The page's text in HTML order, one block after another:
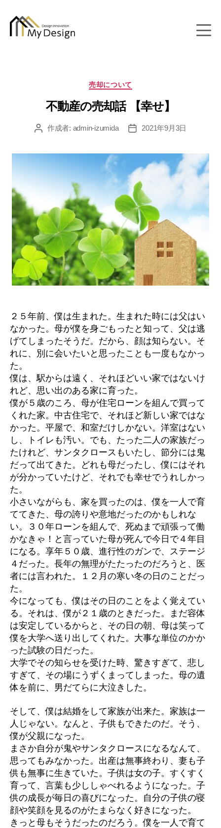
カ
ゴ
リ
ー
売却について
不動産の売却話 【幸せ】
投 作成者: admin-izumida
投
2021年9月3日
２５年前、僕は生まれた。生まれた時には父はい
なかった。母が僕を身ごもったと知って、父は逃
げてしまったそうだ。だから、顔は知らない。そ
れに、別に会いたいと思ったことも一度もなかっ
た。
僕は、駅からは遠く、それほどいい家ではないけ
れど、思い出のある家に育った。
僕が５歳のころ、母が住宅ローンを組んで買って
くれた家。中古住宅で、それほど新しい家ではな
かった。平屋で、和室だけしかない。洋室はない
し、トイレも汚い。でも、たった二人の家族だっ
たけれど、サンタクロースもいたし、節分には鬼
だって出てきた。どれも母だったし、僕にはそれ
が分かっていたけど、それでも幸せでうれしかっ
た。
小さいながらも、家を買ったのは、僕を一人で育
ててきた、母の誇りや意地だったのかもしれな
い。３０年ローンを組んで、死ぬまで頑張って働
かなきゃ！と言っていた母が死んで今日で４年目
になる。享年５０歳、進行性のガンで、ステージ
４だった。長年の無理がたたったのだろうと、医
者には言われた。１２月の寒い冬の日のことだっ
た。
今になっても、僕はその日のことをよく覚えてい
る。それは、僕が２１歳のときだった。まだ容体
は安定しているからと、その日の朝、母は笑って
僕を大学へ送り出してくれた。大事な単位のかか
った試験の日だった。
大学でその知らせを受けた時、驚きすぎて、悲し
すぎて、その場にうずくまってしまった。母の遺
体を前に、男だてらに大泣きした。
そして、僕は結婚をして家族が出来た。家族は一
人じゃない。なんと、子供もできたのだ。そう、
僕が父親になった。
まさか自分が鬼やサンタクロースになるなんて、
思ってもみなかった。出産は無事終わり、妻も子
供も無事に生きていた。子供は女の子。すくすく
育って、言葉も少ししゃべれるようになった。子
供の成長が毎日の喜びになった。自分の子供の寝
顔や笑顔を見るのがたまらなく好きになった。
きっと母もそうだったのだろう。僕を一人で育て